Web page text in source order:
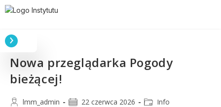
Nowa przeglądarka Pogody
bieżącej!
lmm_admin 22 czerwca 2026 Info